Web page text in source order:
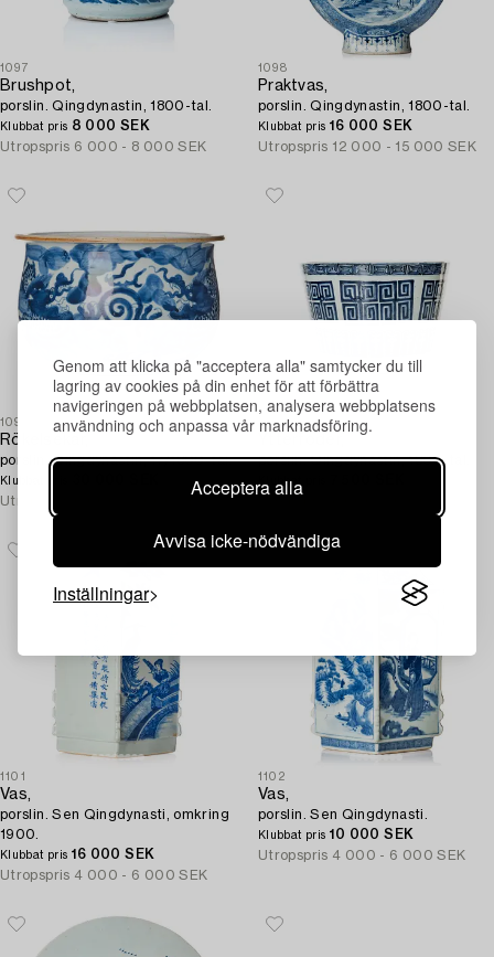
Genom att klicka på "acceptera alla" samtycker du till
lagring av cookies på din enhet för att förbättra
navigeringen på webbplatsen, analysera webbplatsens
användning och anpassa vår marknadsföring.
Acceptera alla
Avvisa icke-nödvändiga
Inställningar
1097
Brushpot,
porslin. Qingdynastin, 1800-tal.
Klubbat pris 8 000 SEK
Utropspris 6 000 - 8 000 SEK
1098
Praktvas,
porslin. Qingdynastin, 1800-tal.
Klubbat pris 16 000 SEK
Utropspris 12 000 - 15 000 SEK
1099
Rökelsekar,
porslin. Qingdynastin, 17/1800-tal.
Klubbat pris
Utropspris
1100
porslin. Qingdynastin, 1800-tal.
Klubbat pris
1101
Vas,
porslin. Sen Qingdynasti, omkring
1900.
Klubbat pris 16 000 SEK
Utropspris 4 000 - 6 000 SEK
1102
Vas,
porslin. Sen Qingdynasti.
Klubbat pris 10 000 SEK
Utropspris 4 000 - 6 000 SEK